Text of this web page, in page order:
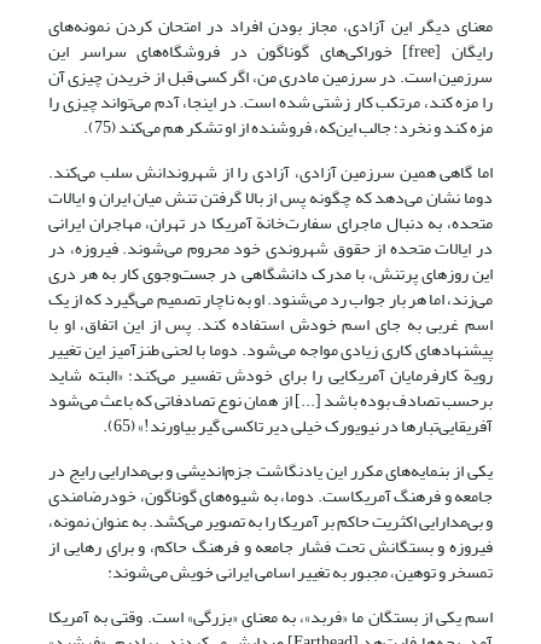
معنای دیگر این آزادی، مجاز بودن افراد در امتحان کردن نمونه‌های
رایگان [free] خوراکی‌های گوناگون در فروشگاه‌های سراسر این
سرزمین است. در سرزمین مادری من، اگر کسی قبل از خریدن چیزی آن
را مزه کند، مرتکب کار زشتی شده است. در اینجا، آدم می‌تواند چیزی را
مزه کند و نخرد؛ جالب این‌که، فروشنده از او تشکر هم می‌کند (75).
اما گاهی همین سرزمین آزادی، آزادی را از شهروندانش سلب می‌کند.
دوما نشان می‌دهد که چگونه پس از بالا گرفتن تنش میان ایران و ایالات
متحده، به دنبال ماجرای سفارت‌خانة آمریکا در تهران، مهاجران ایرانی
در ایالات متحده از حقوق شهروندی خود محروم می‌شوند. فیروزه، در
این روزهای پرتنش، با مدرک دانشگاهی در جست‌وجوی کار به هر دری
می‌زند، اما هر بار جواب رد می‌شنود. او به ناچار تصمیم می‌گیرد که از یک
اسم غربی به جای اسم خودش استفاده کند. پس از این اتفاق، او با
پیشنهادهای کاری زیادی مواجه می‌شود. دوما با لحنی طنزآمیز این تغییر
رویة کارفرمایان آمریکایی را برای خودش تفسیر می‌کند: «البته شاید
برحسب تصادف بوده باشد [...] از همان نوع تصادفاتی که باعث می‌شود
آفریقایی‌تبارها در نیویورک خیلی دیر تاکسی گیر بیاورند!» (65).
یکی از بنمایه‌های مکرر این یادنگاشت جزم‌اندیشی و بی‌مدارایی رایج در
جامعه و فرهنگ آمریکاست. دوما، به شیوه‌های گوناگون، خودرضامندی
و بی‌مدارایی اکثریت حاکم بر آمریکا را به تصویر می‌کشد. به عنوان نمونه،
فیروزه و بستگانش تحت فشار جامعه و فرهنگ حاکم، و برای رهایی از
تمسخر و توهین، مجبور به تغییر اسامی ایرانی خویش می‌شوند:
اسم یکی از بستگان ما «فربد»، به معنای «بزرگی» است. وقتی به آمریکا